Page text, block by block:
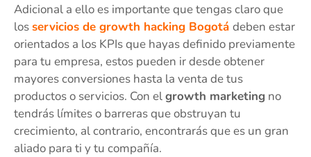
Adicional a ello es importante que tengas claro que
losservicios de growth hacking Bogotá deben estar
orientados a los KPIs que hayas definido previamente
para tu empresa, estos pueden ir desde obtener
mayores conversiones hasta la venta de tus
productos o servicios. Con elgrowth marketing no
tendrás límites o barreras que obstruyan tu
crecimiento, al contrario, encontrarás que es un gran
aliado para ti y tu compañía.